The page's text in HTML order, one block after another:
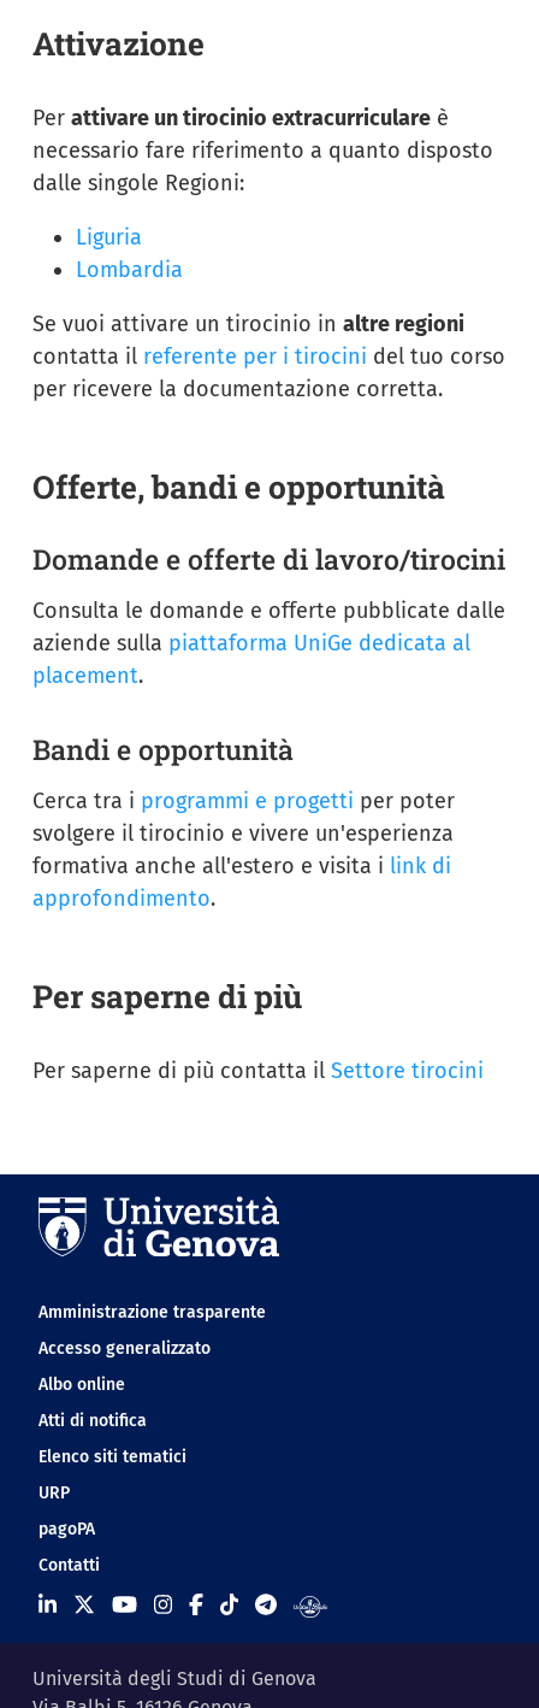
Attivazione
Per attivare un tirocinio extracurriculare è
necessario fare riferimento a quanto disposto
dalle singole Regioni:
Liguria
Lombardia
Se vuoi attivare un tirocinio in altre regioni
contatta il referente per i tirocini del tuo corso
per ricevere la documentazione corretta.
Offerte, bandi e opportunità
Domande e offerte di lavoro/tirocini
Consulta le domande e offerte pubblicate dalle
aziende sulla piattaforma UniGe dedicata al
placement.
Bandi e opportunità
Cerca tra i programmi e progetti per poter
svolgere il tirocinio e vivere un'esperienza
formativa anche all'estero e visita i link di
approfondimento.
Per saperne di più
Per saperne di più contatta il Settore tirocini
Navigation footer
Amministrazione trasparente
Accesso generalizzato
Albo online
Atti di notifica
Elenco siti tematici
URP
pagoPA
Contatti
Università degli Studi di Genova